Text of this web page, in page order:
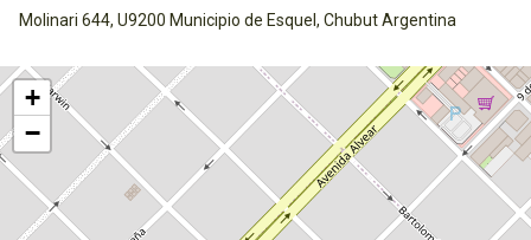
Molinari 644, U9200 Municipio de Esquel, Chubut Argentina
+
−
Activar mapa